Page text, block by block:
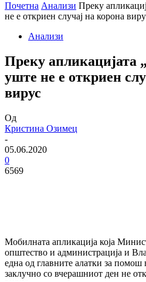
Почетна Анализи Преку
не е откриен случај на корона
Анализи
Преку апликацијата
уште не е откриен
вирус
Од
Кристина Озимец
-
05.06.2020
0
6569
Мобилната апликација која
општество и администрација и
една од главните алатки за помош
заклучно со вчерашниот ден не